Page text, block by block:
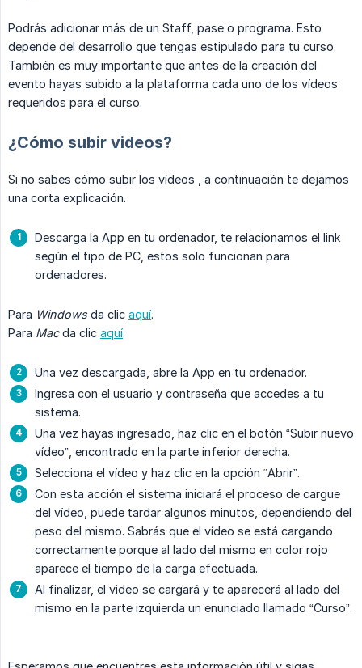
Podrás adicionar más de un Staff, pase o programa. Esto
depende del desarrollo que tengas estipulado para tu curso.
También es muy importante que antes de la creación del
evento hayas subido a la plataforma cada uno de los vídeos
requeridos para el curso.
¿Cómo subir videos?
Si no sabes cómo subir los vídeos , a continuación te dejamos
una corta explicación.
Descarga la App en tu ordenador, te relacionamos el link
según el tipo de PC, estos solo funcionan para
ordenadores.
Para Windowsda clic aquí.
Para Macda clic aquí.
Una vez descargada, abre la App en tu ordenador.
Ingresa con el usuario y contraseña que accedes a tu
sistema.
Una vez hayas ingresado, haz clic en el botón “Subir nuevo
vídeo”, encontrado en la parte inferior derecha.
Selecciona el vídeo y haz clic en la opción “Abrir”.
Con esta acción el sistema iniciará el proceso de cargue
del vídeo, puede tardar algunos minutos, dependiendo del
peso del mismo. Sabrás que el vídeo se está cargando
correctamente porque al lado del mismo en color rojo
aparece el tiempo de la carga efectuada.
Al finalizar, el video se cargará y te aparecerá al lado del
mismo en la parte izquierda un enunciado llamado “Curso”.